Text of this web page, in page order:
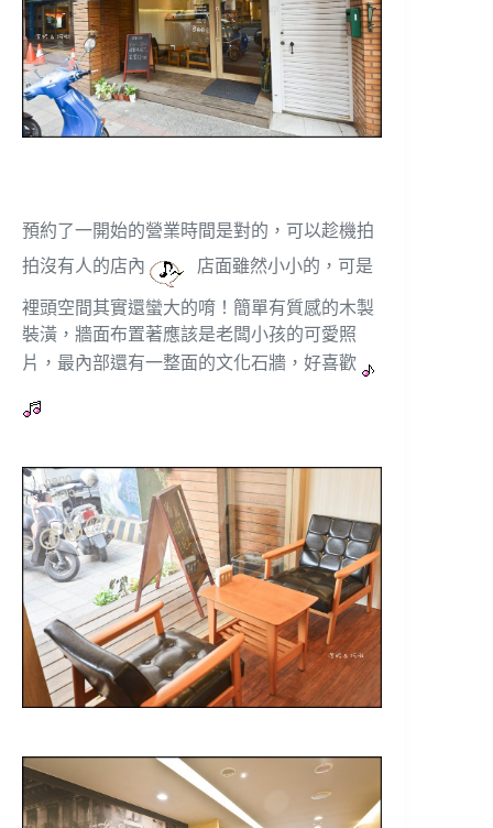
預約了一開始的營業時間是對的，可以趁機拍
拍沒有人的店內
店面雖然小小的，可是
裡頭空間其實還蠻大的唷！簡單有質感的木製
裝潢，牆面布置著應該是老闆小孩的可愛照
片，最內部還有一整面的文化石牆，好喜歡